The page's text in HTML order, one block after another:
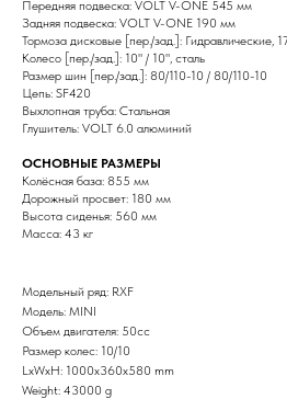
Передняя подвеска: VOLT V-ONE 545 мм
Задняя подвеска: VOLT V-ONE 190 мм
Тормоза дисковые [пер./зад.]: Гидравлические,
Колесо [пер./зад.]: 10" / 10", сталь
Размер шин [пер./зад.]: 80/110-10 / 80/110-10
Цепь: SF420
Выхлопная труба: Стальная
Глушитель: VOLT 6.0 алюминий
ОСНОВНЫЕ РАЗМЕРЫ
Колёсная база: 855 мм
Дорожный просвет: 180 мм
Высота сиденья: 560 мм
Масса: 43 кг
Модельный ряд: RXF
Модель: MINI
Объем двигателя: 50cc
Размер колес: 10/10
LxWxH: 1000x360x580 mm
Weight: 43000 g